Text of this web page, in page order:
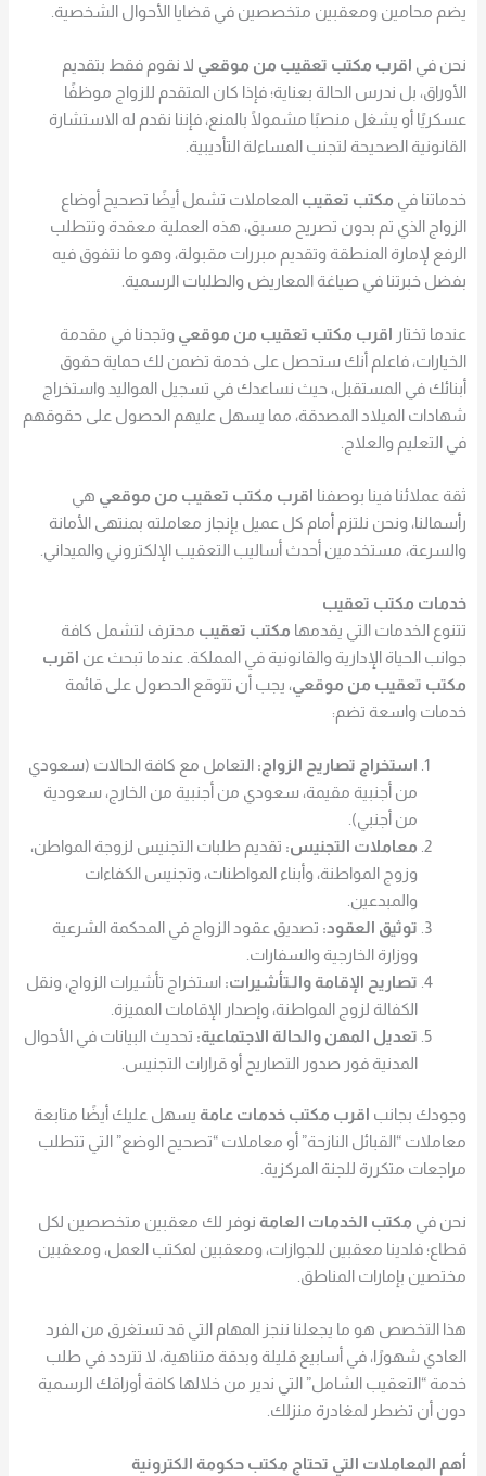
يضم محامين ومعقبين متخصصين في قضايا الأحوال الشخصية.
نحن في اقرب مكتب تعقيب من موقعي لا نقوم فقط بتقديم
الأوراق، بل ندرس الحالة بعناية؛ فإذا كان المتقدم للزواج موظفًا
عسكريًا أو يشغل منصبًا مشمولًا بالمنع، فإننا نقدم له الاستشارة
القانونية الصحيحة لتجنب المساءلة التأديبية.
خدماتنا في مكتب تعقيب المعاملات تشمل أيضًا تصحيح أوضاع
الزواج الذي تم بدون تصريح مسبق، هذه العملية معقدة وتتطلب
الرفع لإمارة المنطقة وتقديم مبررات مقبولة، وهو ما نتفوق فيه
بفضل خبرتنا في صياغة المعاريض والطلبات الرسمية.
عندما تختار اقرب مكتب تعقيب من موقعي وتجدنا في مقدمة
الخيارات، فاعلم أنك ستحصل على خدمة تضمن لك حماية حقوق
أبنائك في المستقبل، حيث نساعدك في تسجيل المواليد واستخراج
شهادات الميلاد المصدقة، مما يسهل عليهم الحصول على حقوقهم
في التعليم والعلاج.
ثقة عملائنا فينا بوصفنا اقرب مكتب تعقيب من موقعي هي
رأسمالنا، ونحن نلتزم أمام كل عميل بإنجاز معاملته بمنتهى الأمانة
والسرعة، مستخدمين أحدث أساليب التعقيب الإلكتروني والميداني.
خدمات مكتب تعقيب
تتنوع الخدمات التي يقدمها مكتب تعقيب محترف لتشمل كافة
جوانب الحياة الإدارية والقانونية في المملكة. عندما تبحث عن اقرب
مكتب تعقيب من موقعي، يجب أن تتوقع الحصول على قائمة
خدمات واسعة تضم:
استخراج تصاريح الزواج: التعامل مع كافة الحالات (سعودي
من أجنبية مقيمة، سعودي من أجنبية من الخارج، سعودية
من أجنبي).
معاملات التجنيس: تقديم طلبات التجنيس لزوجة المواطن،
وزوج المواطنة، وأبناء المواطنات، وتجنيس الكفاءات
والمبدعين.
توثيق العقود: تصديق عقود الزواج في المحكمة الشرعية
ووزارة الخارجية والسفارات.
تصاريح الإقامة والـتأشيرات: استخراج تأشيرات الزواج، ونقل
الكفالة لزوج المواطنة، وإصدار الإقامات المميزة.
تعديل المهن والحالة الاجتماعية: تحديث البيانات في الأحوال
المدنية فور صدور التصاريح أو قرارات التجنيس.
وجودك بجانب اقرب مكتب خدمات عامة يسهل عليك أيضًا متابعة
معاملات “القبائل النازحة” أو معاملات “تصحيح الوضع” التي تتطلب
مراجعات متكررة للجنة المركزية.
نحن في مكتب الخدمات العامة نوفر لك معقبين متخصصين لكل
قطاع؛ فلدينا معقبين للجوازات، ومعقبين لمكتب العمل، ومعقبين
مختصين بإمارات المناطق.
هذا التخصص هو ما يجعلنا ننجز المهام التي قد تستغرق من الفرد
العادي شهورًا، في أسابيع قليلة وبدقة متناهية، لا تتردد في طلب
خدمة “التعقيب الشامل” التي ندير من خلالها كافة أوراقك الرسمية
دون أن تضطر لمغادرة منزلك.
أهم المعاملات التي تحتاج مكتب حكومة الكترونية